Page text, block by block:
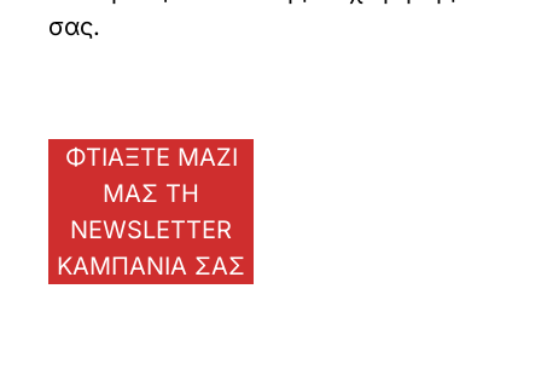
σας.
ΦΤΙΑΞΤΕ ΜΑΖΙ
ΜΑΣ ΤΗ
NEWSLETTER
ΚΑΜΠΑΝΙΑ ΣΑΣ